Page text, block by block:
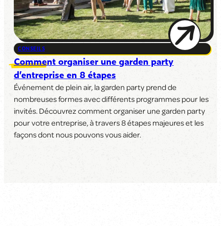
CONSEILS
Comment organiser une garden party
d’entreprise en 8 étapes
Événement de plein air, la garden party prend de
nombreuses formes avec différents programmes pour les
invités. Découvrez comment organiser une garden party
pour votre entreprise, à travers 8 étapes majeures et les
façons dont nous pouvons vous aider.